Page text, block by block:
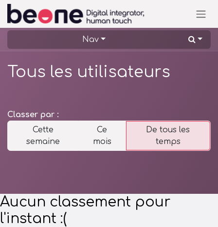
Se rendre au contenu
Nav
Tous les utilisateurs
Classer par :
Cette
semaine
Ce
mois
De tous les
temps
Aucun classement pour
l'instant :(